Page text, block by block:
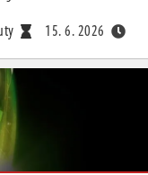
15. 6. 2026